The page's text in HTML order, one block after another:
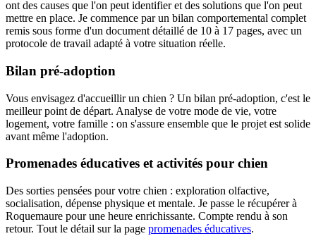
ont des causes que l'on peut identifier et des solutions que l'on peut
mettre en place. Je commence par un bilan comportemental complet
remis sous forme d'un document détaillé de 10 à 17 pages, avec un
protocole de travail adapté à votre situation réelle.
Bilan pré-adoption
Vous envisagez d'accueillir un chien ? Un bilan pré-adoption, c'est le
meilleur point de départ. Analyse de votre mode de vie, votre
logement, votre famille : on s'assure ensemble que le projet est solide
avant même l'adoption.
Promenades éducatives et activités pour chien
Des sorties pensées pour votre chien : exploration olfactive,
socialisation, dépense physique et mentale. Je passe le récupérer à
Roquemaure pour une heure enrichissante. Compte rendu à son
retour. Tout le détail sur la page promenades éducatives.